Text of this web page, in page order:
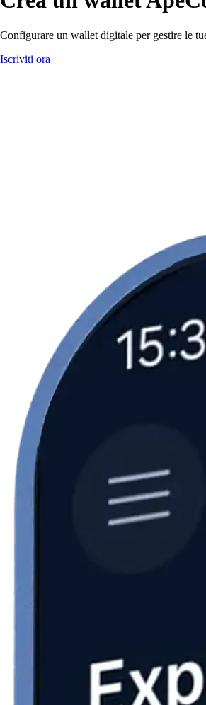
Configurare un wallet digitale per gestire le
Iscriviti ora